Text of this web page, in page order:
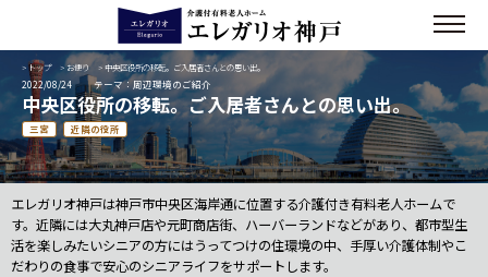
>トップ >お便り > 中央区役所の移転。ご入居者さんとの思い出。
2022/08/24 テーマ：周辺環境のご紹介
中央区役所の移転。ご入居者さんとの思い出。
三宮 近隣の役所
エレガリオ神戸は神戸市中央区海岸通に位置する介護付き有料老人ホームで
す。近隣には大丸神戸店や元町商店街、ハーバーランドなどがあり、都市型生
活を楽しみたいシニアの方にはうってつけの住環境の中、手厚い介護体制やこ
だわりの食事で安心のシニアライフをサポートします。